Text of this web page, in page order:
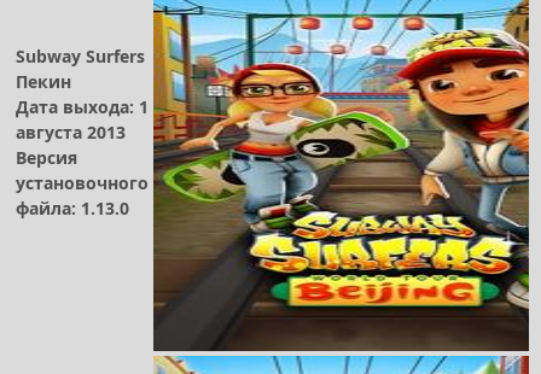
Subway Surfers
Пекин
Дата выхода: 1
августа 2013
Версия
установочного
файла: 1.13.0